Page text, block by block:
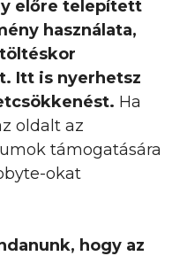
előre telepített
használata,
Itt is nyerhetsz
Ha
oldalt az
támogatására
okat
hogy az